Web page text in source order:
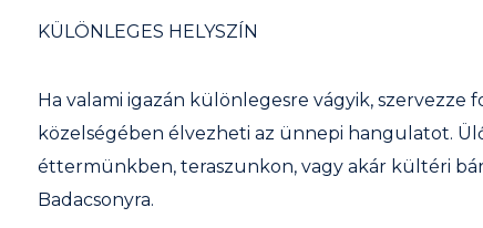
KÜLÖNLEGES HELYSZÍN
Ha valami igazán különlegesre vágyik,
közelségében élvezheti az ünnepi hangulatot.
éttermünkben, teraszunkon, vagy akár kültéri
Badacsonyra.